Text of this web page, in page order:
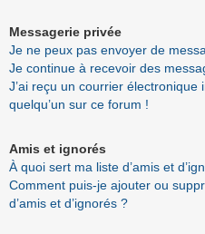
Messagerie privée
Je ne peux pas envoyer de
Je continue à recevoir des
J’ai reçu un courrier
quelqu’un sur ce forum !
Amis et ignorés
À quoi sert ma liste d’amis et
Comment puis-je ajouter ou
d’amis et d’ignorés ?